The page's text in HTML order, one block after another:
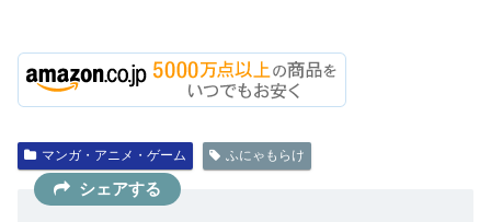
マンガ・アニメ・ゲーム ふにゃもらけ
シェアする